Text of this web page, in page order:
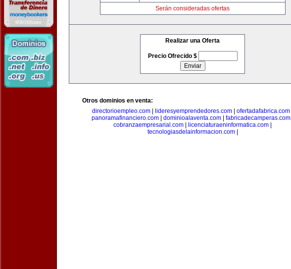
Serán consideradas ofertas
Realizar una Oferta
Precio Ofrecido $
Otros dominios en venta:
directorioempleo.com
lideresyemprendedores.com ofertadafabrica.com
panoramafinanciero.com
dominioalaventa.com fabricadecamperas.com
cobranzaempresarial.com
licenciaturaeninformatica.com
tecnologiasdelainformacion.com|